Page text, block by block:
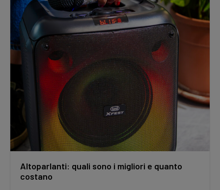
Altoparlanti: quali sono i migliori e quanto
costano